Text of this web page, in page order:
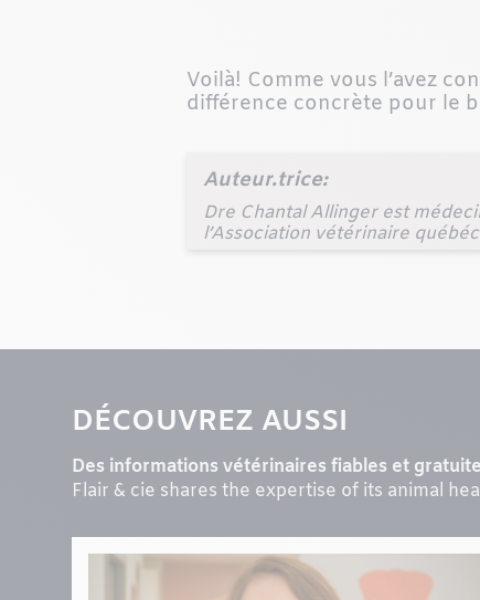
Voilà! Comme vous l’avez
différence concrète pour le
Auteur.trice:
Dre Chantal Allinger est
l’Association vétérinaire
DÉCOUVREZ AUSSI
Des informations vétérinaires fiables et
Flair & cie shares the expertise of its animal